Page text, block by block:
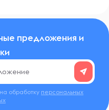
предложения и
обработку персональных